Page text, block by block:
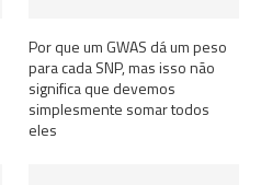
Por que um GWAS dá um peso
para cada SNP, mas isso não
significa que devemos
simplesmente somar todos
eles